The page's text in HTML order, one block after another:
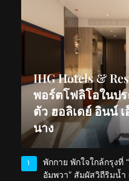
IHG Hotels &
พอร์ตโฟลิโอในปร
ตัว ฮอลิเดย์ อินน์
นาง
1
พักกาย พักใจใกล้กรุงที่
อัมพวา” สัมผัสวิถีริมน้